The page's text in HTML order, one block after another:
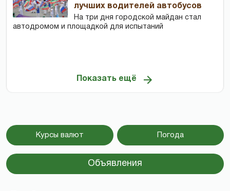
лучших водителей автобусов
На три дня городской майдан стал
автодромом и площадкой для испытаний
Показать ещё
Курсы валют Погода
Объявления